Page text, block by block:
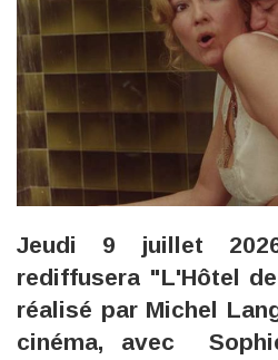
Jeudi 9 juillet
rediffusera "L'Hôtel
réalisé par Michel
cinéma, avec